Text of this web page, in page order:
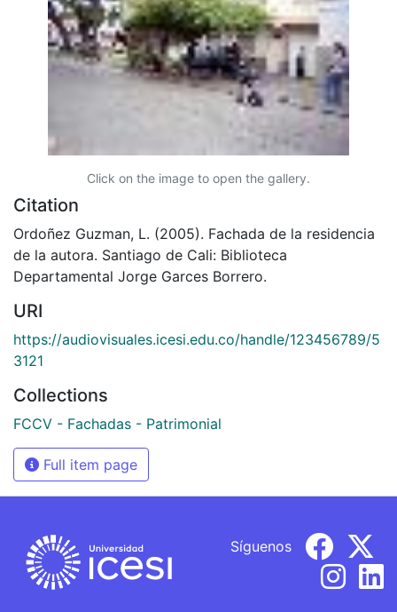
Click on the image to open the gallery.
Citation
Ordoñez Guzman, L. (2005). Fachada de la residencia
de la autora. Santiago de Cali: Biblioteca
Departamental Jorge Garces Borrero.
URI
https://audiovisuales.icesi.edu.co/handle/123456789/5
3121
Collections
FCCV - Fachadas - Patrimonial
Full item page
Síguenos